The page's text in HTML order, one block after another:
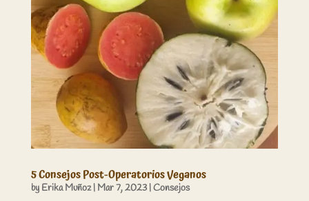
5 Consejos Post-Operatorios Veganos
by Erika Muñoz| Mar 7, 2023|Consejos